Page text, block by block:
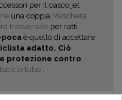
per il casco jet
una coppia Maschera
trasversale per ratti
è quello di accettare
adatto. Ciò
protezione contro
tubo .